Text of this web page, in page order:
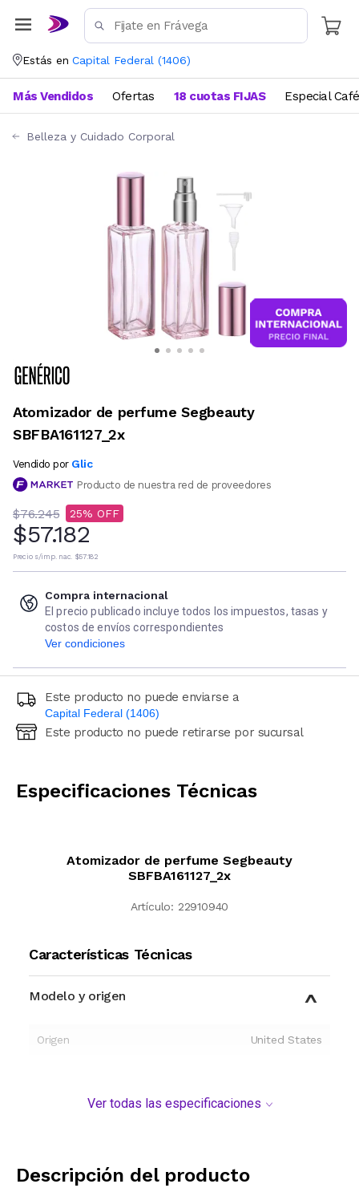
Estás en Capital Federal (1406)
Más Vendidos Ofertas 18 cuotas FIJAS Especial Café
Belleza y Cuidado Corporal
Atomizador de perfume Segbeauty
SBFBA161127_2x
Vendido por Glic
Producto de nuestra red de proveedores
$76.245 25
$57.182
Precio s/imp. nac. $57.182
Compra internacional
El precio publicado incluye todos los impuestos, tasas y
costos de envíos correspondientes
Ver condiciones
Este producto no puede enviarse a
Capital Federal (1406)
Ingresá código postal (sólo números)
Este producto no puede retirarse por sucursal
Especificaciones Técnicas
Atomizador de perfume Segbeauty
SBFBA161127_2x
Artículo: 22910940
Características Técnicas
Modelo y origen
Origen United States
Ver todas las especificaciones
Descripción del producto